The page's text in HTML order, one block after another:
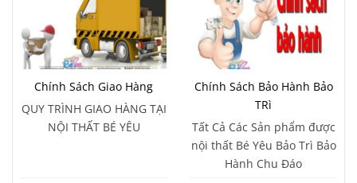
Chính Sách Giao Hàng
QUY TRÌNH GIAO HÀNG TẠI
NỘI THẤT BÉ YÊU
Chính Sách Bảo Hành Bảo
TRì
Tất Cả Các Sản phẩm được
nội thất Bé Yêu Bảo Trì Bảo
Hành Chu Đáo